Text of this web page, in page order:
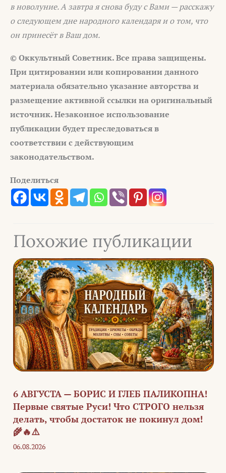
в новолуние. А завтра я снова буду с Вами — расскажу
о следующем дне народного календаря и о том, что
он принесёт в Ваш дом.
© Оккультный Советник. Все права защищены.
При цитировании или копировании данного
материала обязательно указание авторства и
размещение активной ссылки на оригинальный
источник. Незаконное использование
публикации будет преследоваться в
соответствии с действующим
законодательством.
Поделиться
Похожие публикации
6 АВГУСТА — БОРИС И ГЛЕБ ПАЛИКОПНА!
Первые святые Руси! Что СТРОГО нельзя
делать, чтобы достаток не покинул дом!
🌾🔥⚠️
06.08.2026